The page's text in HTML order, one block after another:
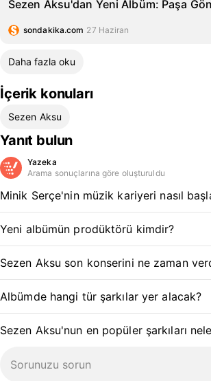
Sezen Aksu'dan Yeni Albüm: Paşa
sondakika.com 27 Haziran
Daha fazla oku
İçerik konuları
Sezen Aksu
Yanıt bulun
Yazeka
Arama sonuçlarına göre oluşturuldu
Minik Serçe'nin müzik kariyeri nasıl
Yeni albümün prodüktörü kimdir?
Sezen Aksu son konserini ne zaman
Albümde hangi tür şarkılar yer alacak?
Sezen Aksu'nun en popüler şarkıları